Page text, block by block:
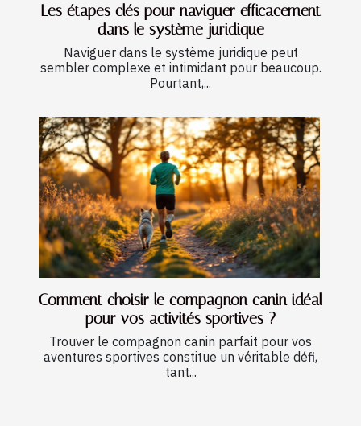
Les étapes clés pour naviguer efficacement
dans le système juridique
Naviguer dans le système juridique peut
sembler complexe et intimidant pour beaucoup.
Pourtant,...
Comment choisir le compagnon canin idéal
pour vos activités sportives ?
Trouver le compagnon canin parfait pour vos
aventures sportives constitue un véritable défi,
tant...